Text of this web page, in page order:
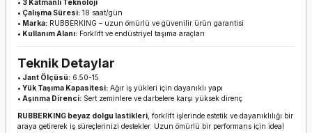
• 3 Katmanlı Teknoloji
• Çalışma Süresi: 18 saat/gün
• Marka: RUBBERKING – uzun ömürlü ve güvenilir ürün garantisi
• Kullanım Alanı: Forklift ve endüstriyel taşıma araçları
Teknik Detaylar
• Jant Ölçüsü: 6.50-15
• Yük Taşıma Kapasitesi: Ağır iş yükleri için dayanıklı yapı
• Aşınma Direnci: Sert zeminlere ve darbelere karşı yüksek direnç
RUBBERKING beyaz dolgu lastikleri , forklift işlerinde estetik ve dayanıklılığı bir
araya getirerek iş süreçlerinizi destekler. Uzun ömürlü bir performans için ideal